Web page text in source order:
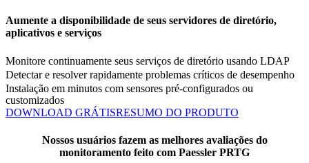
Aumente a disponibilidade de seus servidores de diretório,
aplicativos e serviços
Monitore continuamente seus serviços de diretório usando LDAP
Detectar e resolver rapidamente problemas críticos de desempenho
Instalação em minutos com sensores pré-configurados ou
customizados
DOWNLOAD GRÁTISRESUMO DO PRODUTO
Nossos usuários fazem as melhores avaliações do
monitoramento feito com Paessler PRTG